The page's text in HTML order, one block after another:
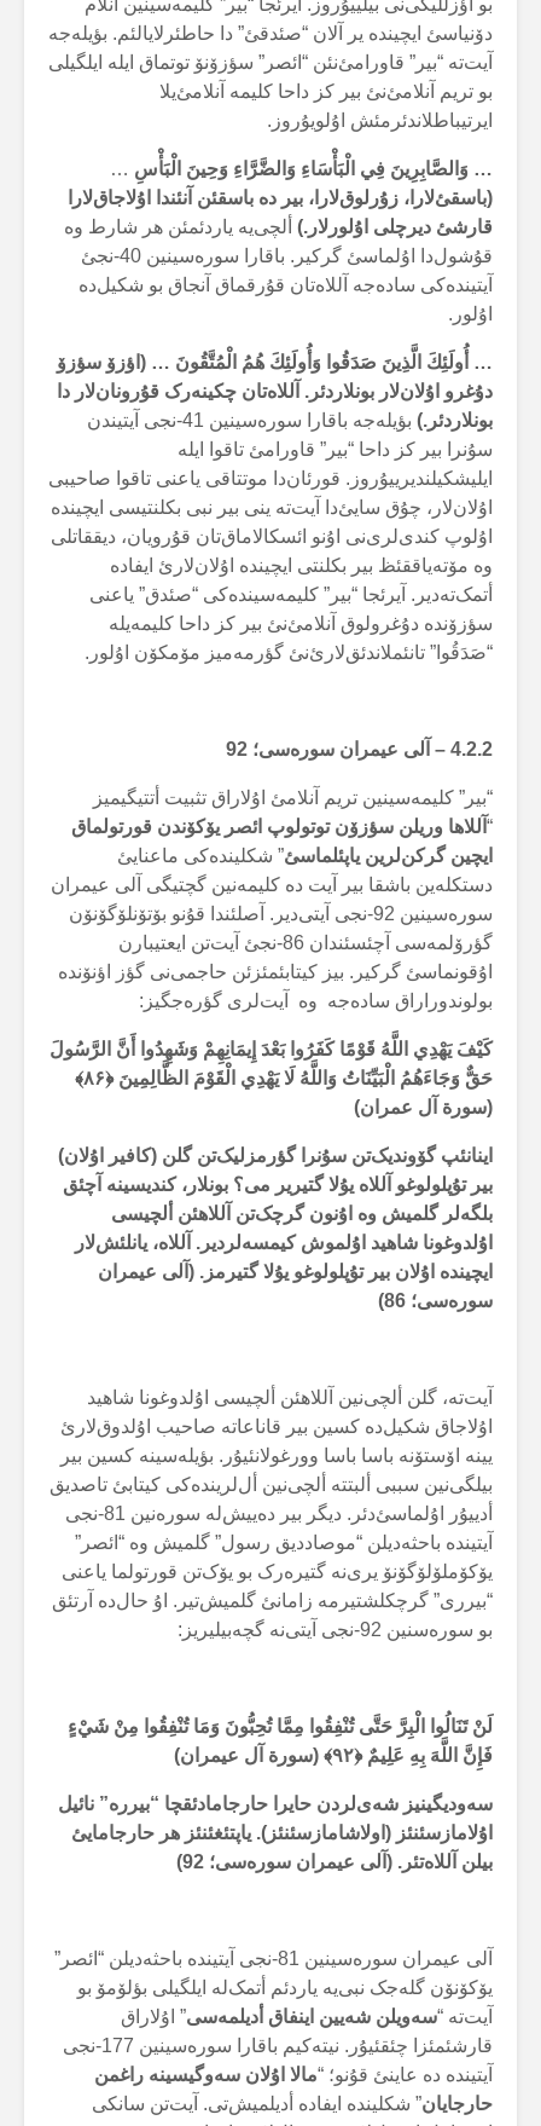
بو اؤزللیگی‌نی بیلییۇروز. آیرئجا “بیر” کلیمەسینین آنلام
دۆنیاسئ ایچیندە یر آلان “صئدقئ” دا حاطئرلایالئم. بؤیلەجە
آیت‌تە “بیر” قاورامئ‌نئن “ائصر” سؤزۆنۆ توتماق ایلە ایلگیلی
بو تریم آنلامئ‌نئ بیر کز داحا کلیمە آنلامئ‌یلا
ایرتیباطلاندئرمئش اۇلویۇروز.
… وَالصَّابِرِينَ فِي الْبَأْسَاءِ وَالضَّرَّاءِ وَحِينَ الْبَأْسِ …
(باسقئ‌لارا، زۇرلوق‌لارا، بیر دە باسقئن آنئندا اۇلاجاق‌لارا
قارشئ دیرچلی اۇلورلار.) ألچی‌یە یاردئمئن هر شارط وە
قۇشول‌دا اۇلماسئ گرکیر. باقارا سورەسینین 40-نجئ
آیتیندەکی سادەجە آللاەتان قۇرقماق آنجاق بو شکیل‌دە
اۇلور.
… أُولَئِكَ الَّذِينَ صَدَقُوا وَأُولَئِكَ هُمُ الْمُتَّقُونَ … (اؤزۆ سؤزۆ
دۇغرو اۇلان‌لار بونلاردئر. آللاەتان چکینەرک قۇرونان‌لار دا
بونلاردئر.)
بؤیلەجە باقارا سورەسینین 41-نجی آیتیندن
سۇنرا بیر کز داحا “بیر” قاورامئ تاقوا ایلە
ایلیشکیلندیرییۇروز. قورئان‌دا موتتاقی یاعنی تاقوا صاحیبی
اۇلان‌لار، چۇق سایئ‌دا آیت‌تە ینی بیر نبی بکلنتیسی ایچیندە
اۇلوپ کندی‌لری‌نی اۇنو ائسکالاماق‌تان قۇرویان، دیققاتلی
وە مۆتەیاققئظ بیر بکلنتی ایچیندە اۇلان‌لارئ ایفادە
أتمک‌تەدیر. آیرئجا “بیر” کلیمەسیندەکی “صئدق” یاعنی
سؤزۆندە دۇغرولوق آنلامئ‌نئ بیر کز داحا کلیمەیلە
“صَدَقُوا” تانئملاندئق‌لارئ‌نئ گؤرمەمیز مۆمکۆن اۇلور.
4.2.2 – آلی عیمران سورەسی؛ 92
“بیر” کلیمەسینین تریم آنلامئ اۇلاراق تثبیت أتتیگیمیز
“ آللاها وریلن سؤزۆن توتولوپ ائصر یۆکۆندن قورتولماق
ایچین گرکن‌لرین یاپئلماسئ” شکلیندەکی ماعنایئ
دستکلەین باشقا بیر آیت دە کلیمەنین گچتیگی آلی عیمران
سورەسینین 92-نجی آیتی‌دیر. آصلئندا قۇنو بۆتۆنلۆگۆنۆن
گؤرۆلمەسی آچئسئندان 86-نجئ آیت‌تن ایعتیبارن
اۇقونماسئ گرکیر. بیز کیتابئمئزئن حاجمی‌نی گؤز اؤنۆندە
بولوندوراراق سادەجە وە آیت‌لری گؤرەجگیز:
كَيْفَ يَهْدِي اللَّهُ قَوْمًا كَفَرُوا بَعْدَ إِيمَانِهِمْ وَشَهِدُوا أَنَّ الرَّسُولَ
حَقٌّ وَجَاءَهُمُ الْبَيِّنَاتُ وَاللَّهُ لَا يَهْدِي الْقَوْمَ الظَّالِمِينَ ﴿۸۶﴾
(سورة آل عمران)
اینانئپ گۆوندیک‌تن سۇنرا گؤرمزلیک‌تن گلن (کافیر اۇلان)
بیر تۇپلولوغو آللاە یۇلا گتیریر می؟ بونلار، کندیسینە آچئق
بلگەلر گلمیش وە اۇنون گرچک‌تن آللاهئن ألچیسی
اۇلدوغونا شاهید اۇلموش کیمسەلردیر. آللاە، یانلئش‌لار
ایچیندە اۇلان بیر تۇپلولوغو یۇلا گتیرمز. (آلی عیمران
سورەسی؛ 86
)
آیت‌تە، گلن ألچی‌نین آللاهئن ألچیسی اۇلدوغونا شاهید
اۇلاجاق شکیل‌دە کسین بیر قاناعاتە صاحیب اۇلدوق‌لارئ
یینە اۆستۆنە باسا باسا وورغولانئیۇر. بؤیلەسینە کسین بیر
بیلگی‌نین سببی ألبتتە ألچی‌نین أل‌لریندەکی کیتابئ تاصدیق
أدییۇر اۇلماسئ‌دئر. دیگر بیر دەییش‌لە سورەنین 81-نجی
آیتیندە باحثەدیلن “موصاددیق رسول” گلمیش وە “ائصر”
یۆکۆملۆلۆگۆنۆ یری‌نە گتیرەرک بو یۆک‌تن قورتولما یاعنی
“بیرری” گرچکلشتیرمە زامانئ گلمیش‌تیر. اۇ حال‌دە آرتئق
بو سورەسنین 92-نجی آیتی‌نە گچەبیلیریز:
لَنْ تَنَالُوا الْبِرَّ حَتَّى تُنْفِقُوا مِمَّا تُحِبُّونَ وَمَا تُنْفِقُوا مِنْ شَيْءٍ
فَإِنَّ اللَّهَ بِهِ عَلِيمٌ ﴿۹۲﴾ (سورة آل عیمران)
سەودیگینیز شەی‌لردن حایرا حارجامادئقچا “بیررە” نائیل
اۇلامازسئنئز (اولاشامازسئنئز). یاپتئغئنئز هر حارجامایئ
بیلن آللاەتئر. (آلی عیمران سورەسی؛ 92
)
آلی عیمران سورەسینین 81-نجی آیتیندە باحثەدیلن “ائصر”
یۆکۆنۆن گلەجک نبی‌یە یاردئم أتمک‌لە ایلگیلی بؤلۆمۆ بو
آیت‌تە “سەویلن شەیین اینفاق أدیلمەسی” اۇلاراق
قارشئمئزا چئقئیۇر. نیتەکیم باقارا سورەسینین 177-نجی
آیتیندە دە عاینئ قۇنو؛ “مالا اۇلان سەوگیسینە راغمن
حارجایان” شکلیندە ایفادە أدیلمیش‌تی. آیت‌تن سانکی